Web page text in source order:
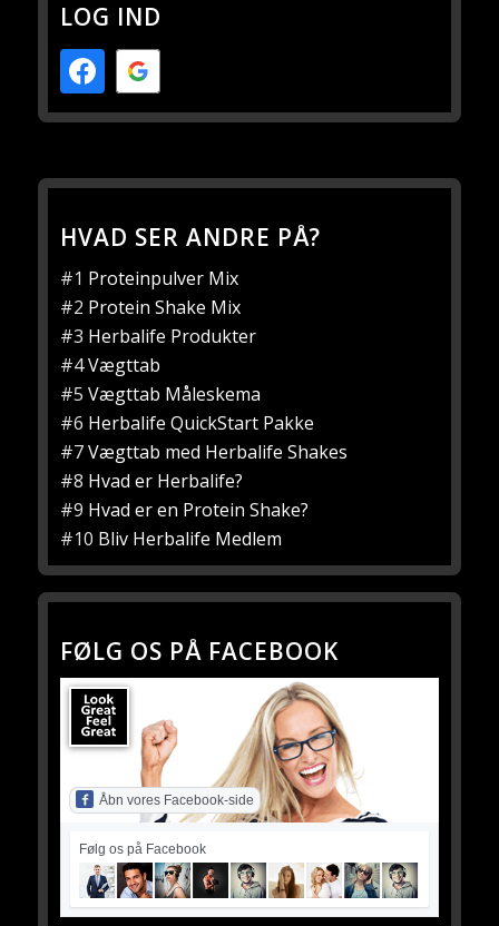
LOG IND
HVAD SER ANDRE PÅ?
#1 Proteinpulver Mix
#2 Protein Shake Mix
#3 Herbalife Produkter
#4Vægttab
#5Vægttab Måleskema
#6 Herbalife QuickStart Pakke
#7Vægttab med Herbalife Shakes
#8 Hvad er Herbalife?
#9 Hvad er en Protein Shake?
#10 Bliv Herbalife Medlem
FØLG OS PÅ FACEBOOK
Åbn vores Facebook-side
Følg os på Facebook